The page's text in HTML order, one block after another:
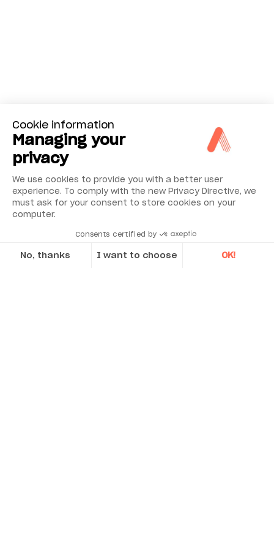
Cookie information
Managing your
privacy
We use cookies to provide you with a better user
experience. To comply with the new Privacy Directive, we
must ask for your consent to store cookies on your
computer.
Consents certified by
No, thanks I want to choose OK!